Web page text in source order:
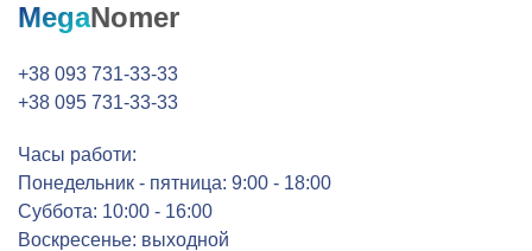
MegaNomer
+38 093 731-33-33
+38 095 731-33-33
Часы работи:
Понедельник - пятница: 9:00 - 18:00
Суббота: 10:00 - 16:00
Воскресенье: выходной